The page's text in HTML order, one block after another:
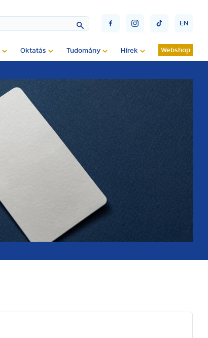
EN
Oktatás Tudomány Hírek Webshop